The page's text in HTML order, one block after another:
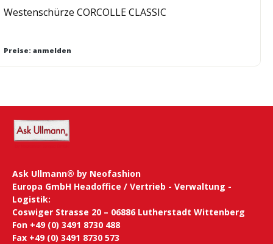
Westenschürze CORCOLLE CLASSIC
Preise: anmelden
Ask Ullmann® by Neofashion
Europa GmbH Headoffice / Vertrieb - Verwaltung -
Logistik:
Coswiger Strasse 20 – 06886 Lutherstadt Wittenberg
Fon +49 (0) 3491 8730 488
Fax +49 (0) 3491 8730 573